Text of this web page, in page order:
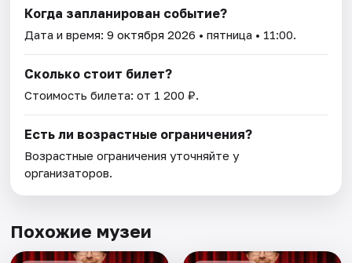
Когда запланирован событие?
Дата и время:9 октября 2026 • пятница • 11:00.
Сколько стоит билет?
Стоимость билета: от 1 200 ₽.
Есть ли возрастные ограничения?
Возрастные ограничения уточняйте у
организаторов.
Похожие музеи